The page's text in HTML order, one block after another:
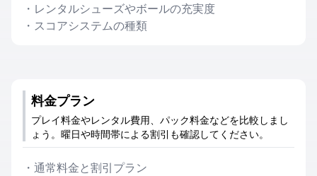
・ レンタルシューズやボールの充実度
・ スコアシステムの種類
料金プラン
プレイ料金やレンタル費用、パック料金などを比較しまし
ょう。曜日や時間帯による割引も確認してください。
・ 通常料金と割引プラン